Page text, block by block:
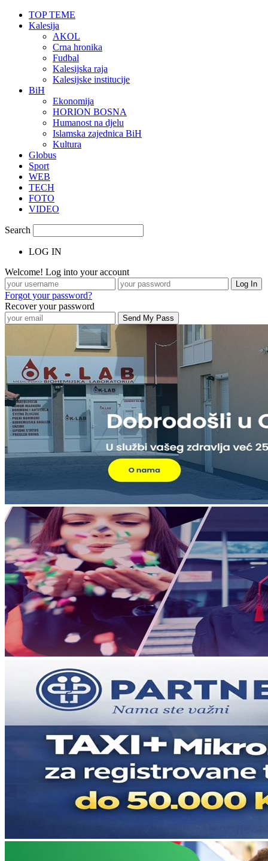
TOP TEME
Kalesija
AKOL
Crna hronika
Fudbal
Kalesijska raja
Kalesijske institucije
BiH
Ekonomija
HORION BOSNA
Humanost na djelu
Islamska zajednica BiH
Kultura
Globus
Sport
WEB
TECH
FOTO
VIDEO
Search
LOG IN
Welcome! Log into your account
Forgot your password?
Recover your password